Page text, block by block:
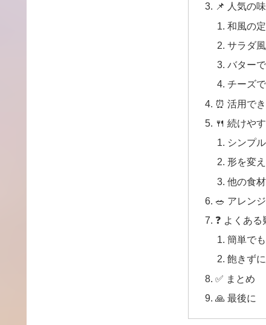
📌 人気の
和風の
サラダ
バター
チーズ
⏰ 活用で
🍴 続けや
シンプ
形を変
他の食
🥗 アレン
❓ よくある
簡単で
飽きず
✅ まとめ
🙏 最後に